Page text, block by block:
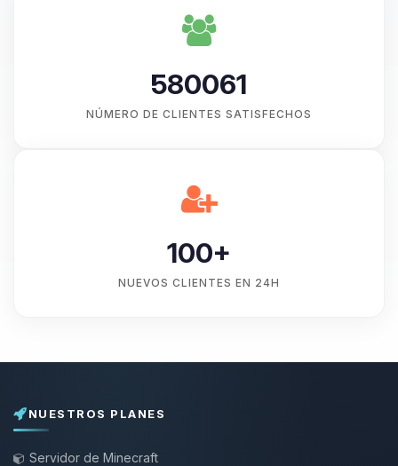
580061
NÚMERO DE CLIENTES SATISFECHOS
100+
NUEVOS CLIENTES EN 24H
NUESTROS PLANES
Servidor de Minecraft